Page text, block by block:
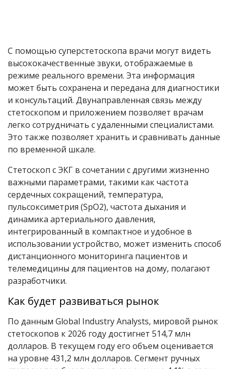
С помощью суперстетоскопа врачи могут видеть
высококачественные звуки, отображаемые в
режиме реального времени. Эта информация
может быть сохранена и передана для диагностики
и консультаций. Двунаправленная связь между
стетоскопом и приложением позволяет врачам
легко сотрудничать с удаленными специалистами.
Это также позволяет хранить и сравнивать данные
по временной шкале.
Стетоскоп с ЭКГ в сочетании с другими жизненно
важными параметрами, такими как частота
сердечных сокращений, температура,
пульсоксиметрия (SpO2), частота дыхания и
динамика артериального давления,
интегрированный в компактное и удобное в
использовании устройство, может изменить способ
дистанционного мониторинга пациентов и
телемедицины для пациентов на дому, полагают
разработчики.
Как будет развиваться рынок
По данным Global Industry Analysts, мировой рынок
cтетоскопов к 2026 году достигнет 514,7 млн
долларов. В текущем году его объем оценивается
на уровне 431,2 млн долларов. Сегмент ручных